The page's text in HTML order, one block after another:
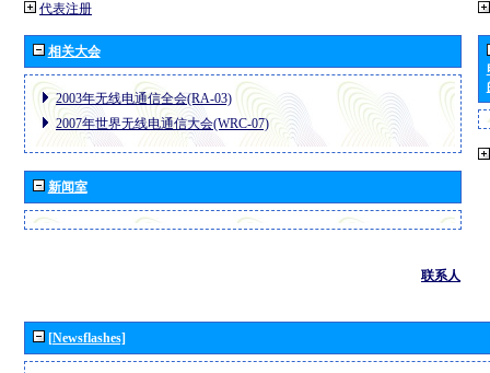
代表注册
相关大会
2003年无线电通信全会(RA-03)
2007年世界无线电通信大会(WRC-07)
新闻室
联系人
[Newsflashes]